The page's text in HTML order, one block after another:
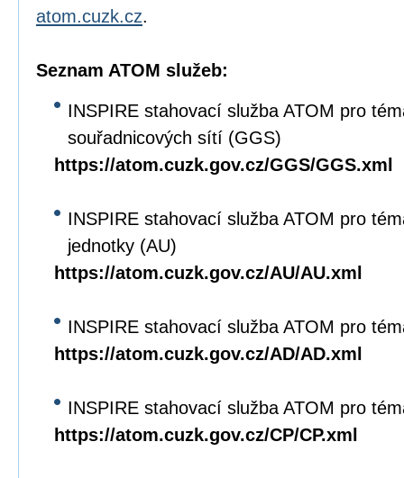
atom.cuzk.cz.
Seznam ATOM služeb:
INSPIRE stahovací služba ATOM pro
souřadnicových sítí (GGS)
https://atom.cuzk.gov.cz/GGS/GGS.xml
INSPIRE stahovací služba ATOM pro
jednotky (AU)
https://atom.cuzk.gov.cz/AU/AU.xml
INSPIRE stahovací služba ATOM pro
https://atom.cuzk.gov.cz/AD/AD.xml
INSPIRE stahovací služba ATOM pro
https://atom.cuzk.gov.cz/CP/CP.xml